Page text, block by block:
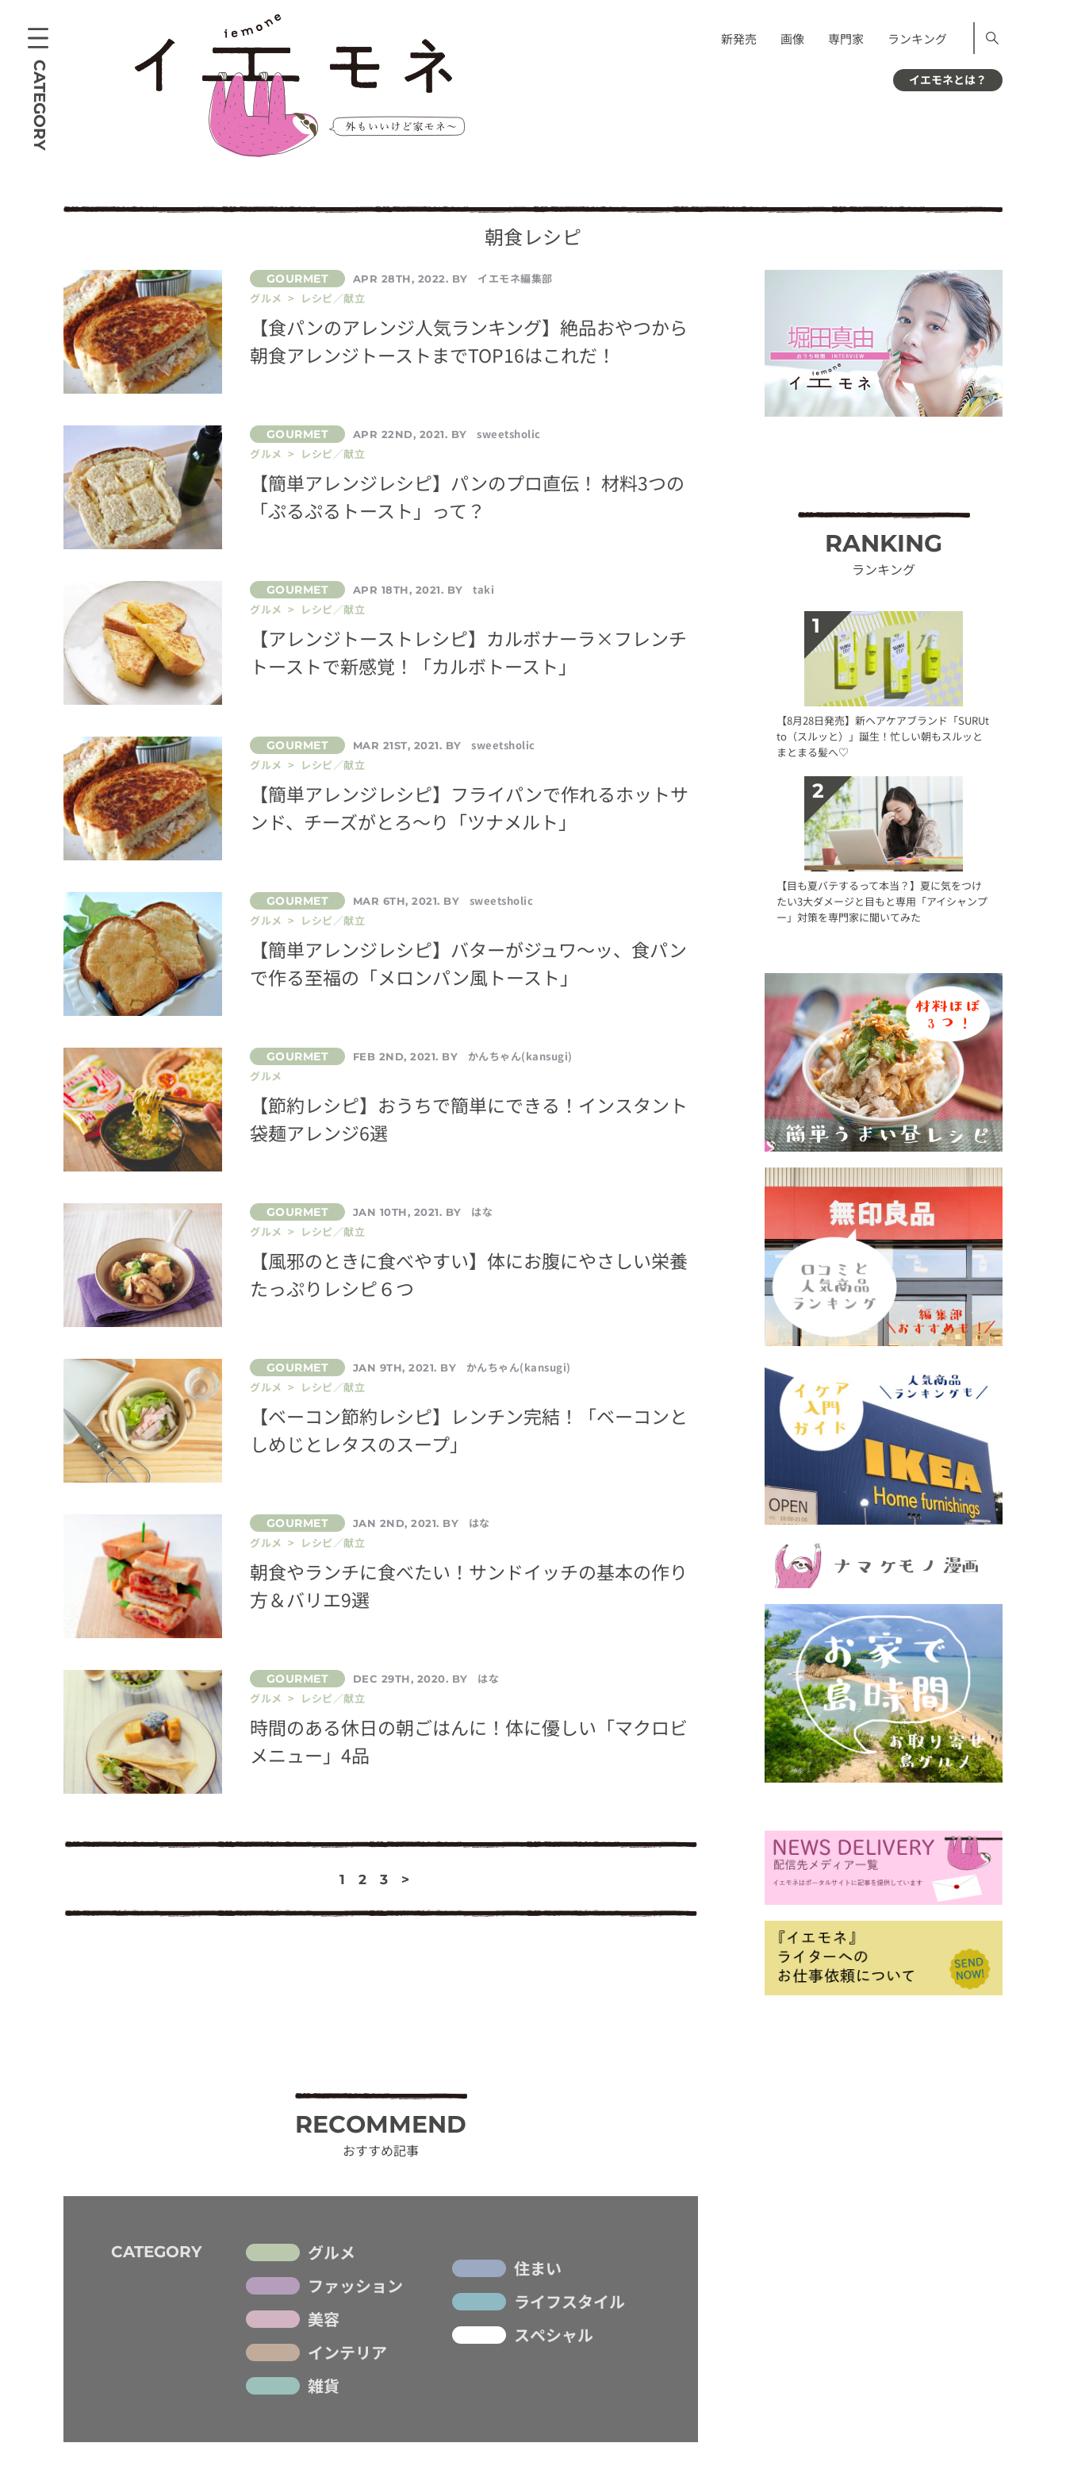
CATEGORY
新発売 画像 専門家 ランキング
イエモネとは？
朝食レシピ
APR 28TH, 2022. BY
イエモネ編集部
グルメ > レシピ／献立
【食パンのアレンジ人気ランキング】絶品おやつから
朝食アレンジトーストまでTOP16はこれだ！
APR 22ND, 2021. BY
sweetsholic
グルメ > レシピ／献立
【簡単アレンジレシピ】パンのプロ直伝！ 材料3つの
「ぷるぷるトースト」って？
APR 18TH, 2021. BY
taki
グルメ > レシピ／献立
【アレンジトーストレシピ】カルボナーラ×フレンチ
トーストで新感覚！「カルボトースト」
MAR 21ST, 2021. BY
sweetsholic
グルメ > レシピ／献立
【簡単アレンジレシピ】フライパンで作れるホットサ
ンド、チーズがとろ〜り「ツナメルト」
MAR 6TH, 2021. BY
sweetsholic
グルメ > レシピ／献立
【簡単アレンジレシピ】バターがジュワ〜ッ、食パン
で作る至福の「メロンパン風トースト」
FEB 2ND, 2021. BY
かんちゃん(kansugi)
グルメ
【節約レシピ】おうちで簡単にできる！インスタント
袋麺アレンジ6選
JAN 10TH, 2021. BY
はな
グルメ > レシピ／献立
【風邪のときに食べやすい】体にお腹にやさしい栄養
たっぷりレシピ６つ
JAN 9TH, 2021. BY
かんちゃん(kansugi)
グルメ > レシピ／献立
【ベーコン節約レシピ】レンチン完結！「ベーコンと
しめじとレタスのスープ」
JAN 2ND, 2021. BY
はな
グルメ > レシピ／献立
朝食やランチに食べたい！サンドイッチの基本の作り
方＆バリエ9選
DEC 29TH, 2020. BY
はな
グルメ > レシピ／献立
時間のある休日の朝ごはんに！体に優しい「マクロビ
メニュー」4品
1 2 3 >
RECOMMEND
おすすめ記事
CATEGORY
グルメ
ファッション
美容
インテリア
雑貨
住まい
ライフスタイル
スペシャル
RANKING
ランキング
【8月28日発売】新ヘアケアブランド「SURUt
to（スルッと）」誕生！忙しい朝もスルッと
まとまる髪へ♡
【目も夏バテするって本当？】夏に気をつけ
たい3大ダメージと目もと専用「アイシャンプ
ー」対策を専門家に聞いてみた